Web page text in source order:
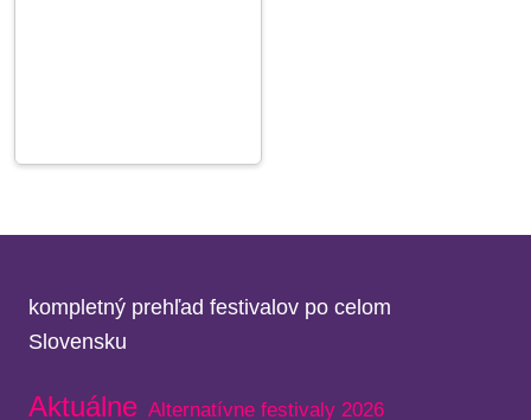
kompletný prehľad festivalov po celom
Slovensku
Aktuálne Alternatívne festivaly 2026